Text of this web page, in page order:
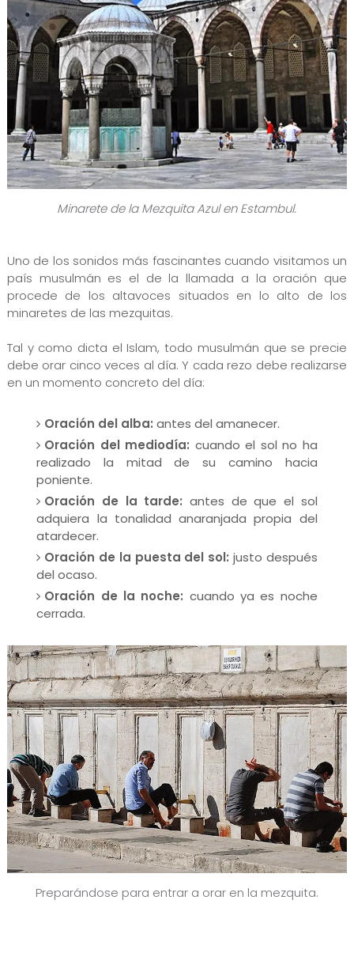
Minarete de la Mezquita Azul en Estambul.
Uno de los sonidos más fascinantes cuando visitamos un
país musulmán es el de la llamada a la oración que
procede de los altavoces situados en lo alto de los
minaretes de las mezquitas.
Tal y como dicta el Islam, todo musulmán que se precie
debe orar cinco veces al día. Y cada rezo debe realizarse
en un momento concreto del día:
Oración del alba: antes del amanecer.
Oración del mediodía: cuando el sol no ha
realizado la mitad de su camino hacia
poniente.
Oración de la tarde: antes de que el sol
adquiera la tonalidad anaranjada propia del
atardecer.
Oración de la puesta del sol: justo después
del ocaso.
Oración de la noche: cuando ya es noche
cerrada.
Preparándose para entrar a orar en la mezquita.